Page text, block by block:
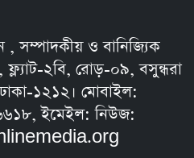
, সম্পাদকীয় ও বানিজ্যিক
২বি, রোড়-০৯, বসুন্ধরা
১২১২। মোবাইল:
ইমেইল: নিউজ: